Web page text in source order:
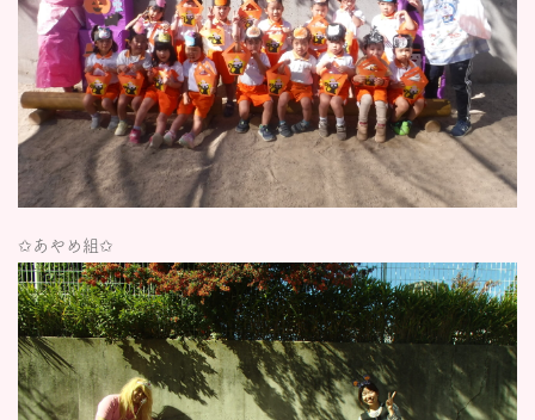
✩あやめ組✩